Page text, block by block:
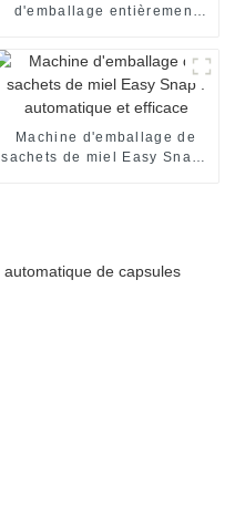
d'emballage entièrement
Machine d'emballage de
sachets de miel Easy Snap :